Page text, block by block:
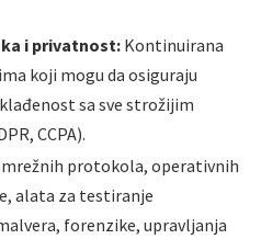
i privatnost: Kontinuirana
koji mogu da osiguraju
sa sve strožijim
CCPA).
mrežnih protokola, operativnih
alata za testiranje
forenzike, upravljanja